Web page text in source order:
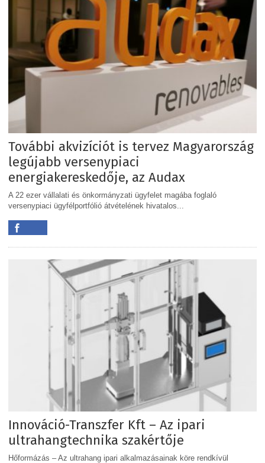
További akvizíciót is tervez Magyarország
legújabb versenypiaci
energiakereskedője, az Audax
A 22 ezer vállalati és önkormányzati ügyfelet magába foglaló
versenypiaci ügyfélportfólió átvételének hivatalos...
Innováció-Transzfer Kft – Az ipari
ultrahangtechnika szakértője
Hőformázás – Az ultrahang ipari alkalmazásainak köre rendkívül